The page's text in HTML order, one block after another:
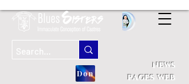
Don
news
pages web